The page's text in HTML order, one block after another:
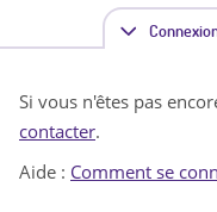
Si vous n'êtes pas
contacter.
Aide : Comment se